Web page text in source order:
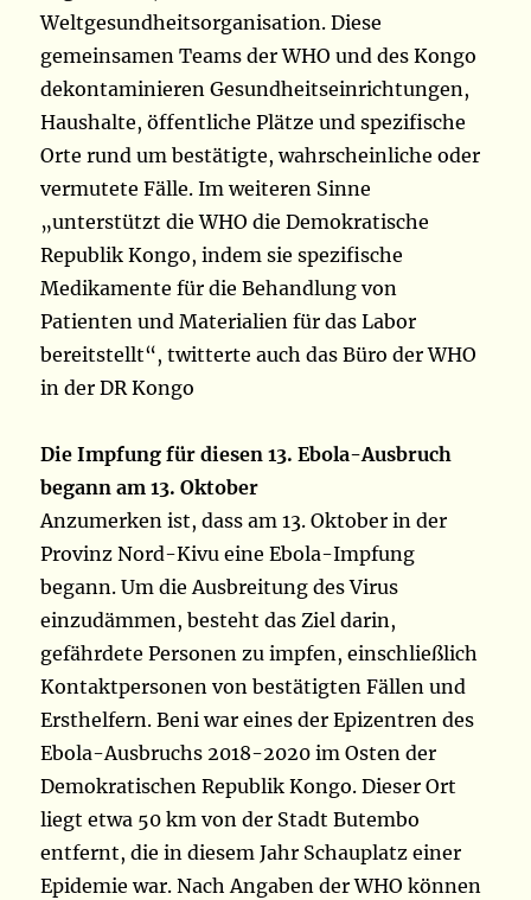
Weltgesundheitsorganisation. Diese
gemeinsamen Teams der WHO und des Kongo
dekontaminieren Gesundheitseinrichtungen,
Haushalte, öffentliche Plätze und spezifische
Orte rund um bestätigte, wahrscheinliche oder
vermutete Fälle. Im weiteren Sinne
„unterstützt die WHO die Demokratische
Republik Kongo, indem sie spezifische
Medikamente für die Behandlung von
Patienten und Materialien für das Labor
bereitstellt“, twitterte auch das Büro der WHO
in der DR Kongo
Die Impfung für diesen 13. Ebola-Ausbruch
begann am 13. Oktober
Anzumerken ist, dass am 13. Oktober in der
Provinz Nord-Kivu eine Ebola-Impfung
begann. Um die Ausbreitung des Virus
einzudämmen, besteht das Ziel darin,
gefährdete Personen zu impfen, einschließlich
Kontaktpersonen von bestätigten Fällen und
Ersthelfern. Beni war eines der Epizentren des
Ebola-Ausbruchs 2018-2020 im Osten der
Demokratischen Republik Kongo. Dieser Ort
liegt etwa 50 km von der Stadt Butembo
entfernt, die in diesem Jahr Schauplatz einer
Epidemie war. Nach Angaben der WHO können